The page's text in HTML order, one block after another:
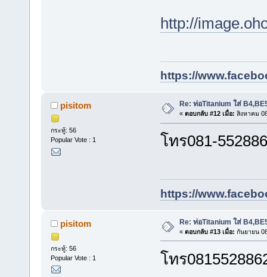
http://
https://
pisitom
กระทู้: 56
Popular Vote : 1
Re: ท่อTitanium ใส่
« ตอบกลับ #12 เมื่อ: สิงหาคม
โทร081-
https://
pisitom
กระทู้: 56
Popular Vote : 1
Re: ท่อTitanium ใส่
« ตอบกลับ #13 เมื่อ: กันยายน
โทร